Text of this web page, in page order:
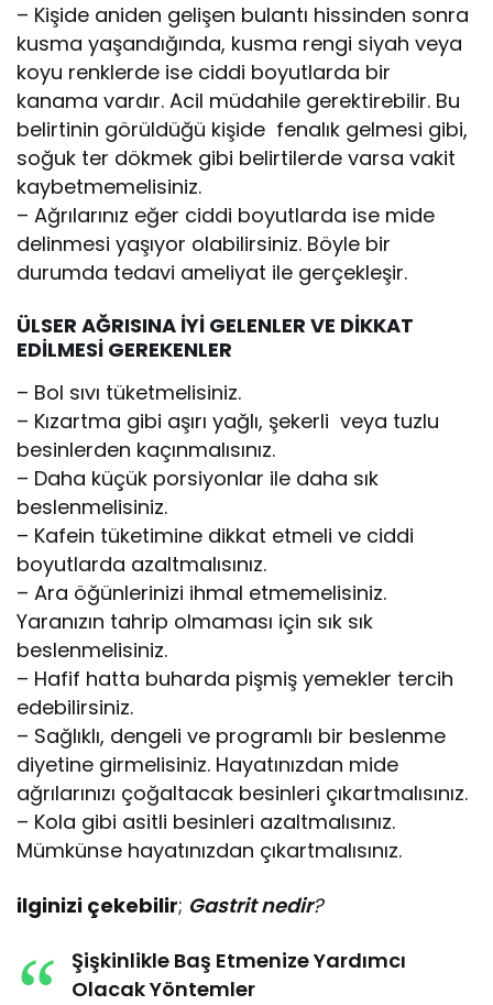
– Kişide aniden gelişen bulantı hissinden sonra
kusma yaşandığında, kusma rengi siyah veya
koyu renklerde ise ciddi boyutlarda bir
kanama vardır. Acil müdahile gerektirebilir. Bu
belirtinin görüldüğü kişide fenalık gelmesi gibi,
soğuk ter dökmek gibi belirtilerde varsa vakit
kaybetmemelisiniz.
– Ağrılarınız eğer ciddi boyutlarda ise mide
delinmesi yaşıyor olabilirsiniz. Böyle bir
durumda tedavi ameliyat ile gerçekleşir.
ÜLSER AĞRISINA İYİ GELENLER VE DİKKAT
EDİLMESİ GEREKENLER
– Bol sıvı tüketmelisiniz.
– Kızartma gibi aşırı yağlı, şekerli veya tuzlu
besinlerden kaçınmalısınız.
– Daha küçük porsiyonlar ile daha sık
beslenmelisiniz.
– Kafein tüketimine dikkat etmeli ve ciddi
boyutlarda azaltmalısınız.
– Ara öğünlerinizi ihmal etmemelisiniz.
Yaranızın tahrip olmaması için sık sık
beslenmelisiniz.
– Hafif hatta buharda pişmiş yemekler tercih
edebilirsiniz.
– Sağlıklı, dengeli ve programlı bir beslenme
diyetine girmelisiniz. Hayatınızdan mide
ağrılarınızı çoğaltacak besinleri çıkartmalısınız.
– Kola gibi asitli besinleri azaltmalısınız.
Mümkünse hayatınızdan çıkartmalısınız.
ilginizi çekebilir; Gastrit nedir?
Şişkinlikle Baş Etmenize Yardımcı
Olacak Yöntemler